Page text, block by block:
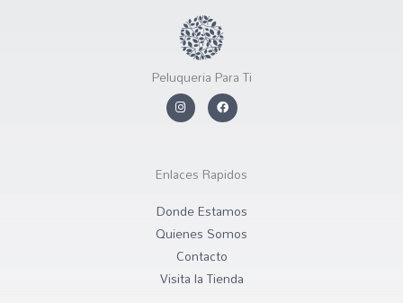
Peluqueria Para Ti
In
s
ra
F
a
c
o
k
Enlaces Rapidos
Donde Estamos
Quienes Somos
Contacto
Visita la Tienda